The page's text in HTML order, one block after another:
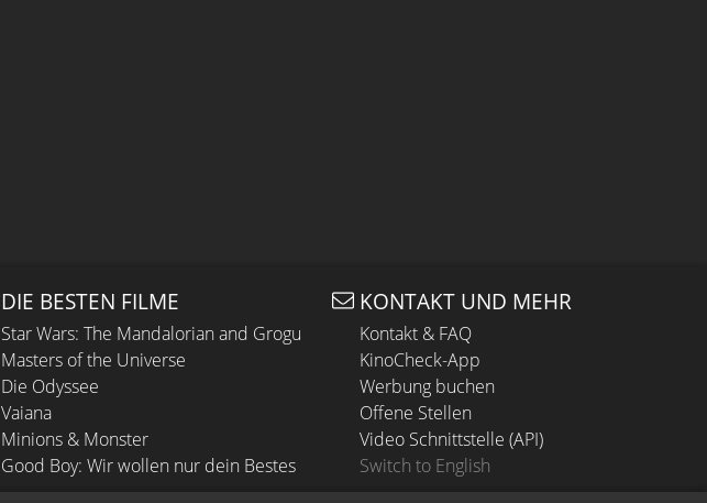
DIE BESTEN FILME
Star Wars: The Mandalorian and Grogu
Masters of the Universe
Die Odyssee
Vaiana
Minions & Monster
Good Boy: Wir wollen nur dein Bestes
KONTAKT UND MEHR
Kontakt & FAQ
KinoCheck-App
Werbung buchen
Offene Stellen
Video Schnittstelle (API)
Switch to English